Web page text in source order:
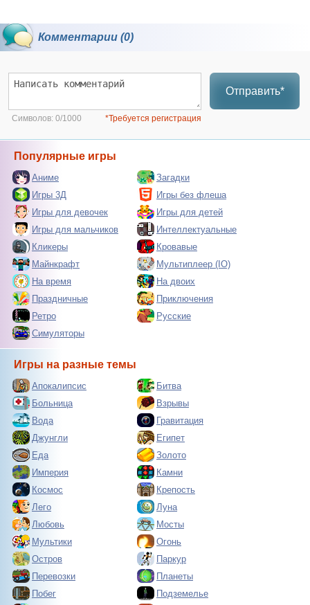
Комментарии (0)
Отправить*
Символов: 0/1000 *Требуется регистрация
Популярные игры
Аниме
Загадки
Игры 3Д
Игры без флеша
Игры для девочек
Игры для детей
Игры для мальчиков
Интеллектуальные
Кликеры
Кровавые
Майнкрафт
Мультиплеер (IO)
На время
На двоих
Праздничные
Приключения
Ретро
Русские
Симуляторы
Игры на разные темы
Апокалипсис
Битва
Больница
Взрывы
Вода
Гравитация
Джунгли
Египет
Еда
Золото
Империя
Камни
Космос
Крепость
Лего
Луна
Любовь
Мосты
Мультики
Огонь
Остров
Паркур
Перевозки
Планеты
Побег
Подземелье